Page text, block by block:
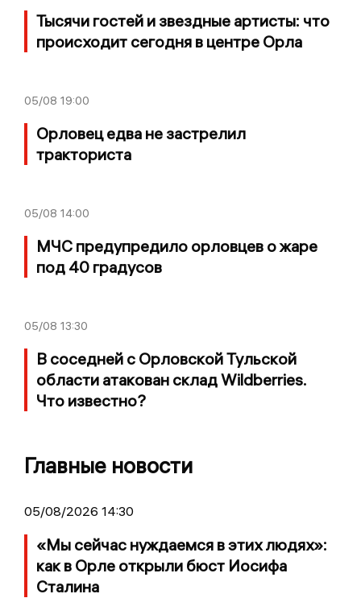
Тысячи гостей и звездные артисты: что
происходит сегодня в центре Орла
05/08 19:00
Орловец едва не застрелил
тракториста
05/08 14:00
МЧС предупредило орловцев о жаре
под 40 градусов
05/08 13:30
В соседней с Орловской Тульской
области атакован склад Wildberries.
Что известно?
Главные новости
05/08/2026 14:30
«Мы сейчас нуждаемся в этих людях»:
как в Орле открыли бюст Иосифа
Сталина